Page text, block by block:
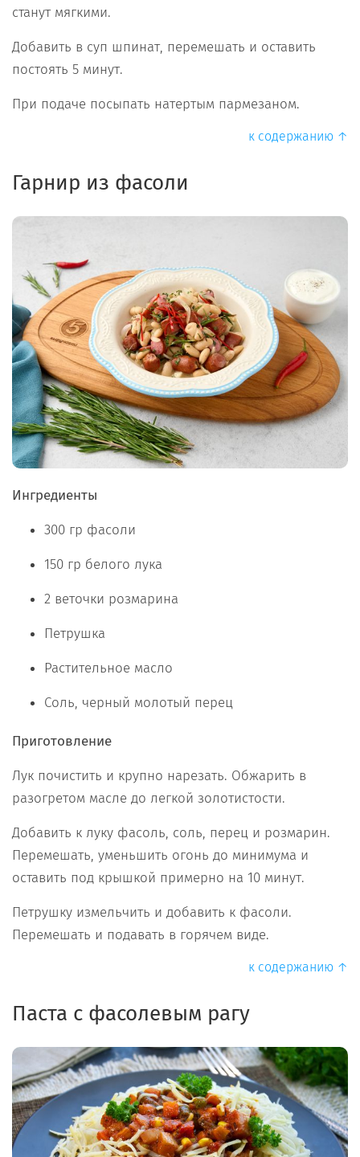
станут мягкими.
Добавить в суп шпинат, перемешать и оставить
постоять 5 минут.
При подаче посыпать натертым пармезаном.
к содержанию ↑
Гарнир из фасоли
Ингредиенты
300 гр фасоли
150 гр белого лука
2 веточки розмарина
Петрушка
Растительное масло
Соль, черный молотый перец
Приготовление
Лук почистить и крупно нарезать. Обжарить в
разогретом масле до легкой золотистости.
Добавить к луку фасоль, соль, перец и розмарин.
Перемешать, уменьшить огонь до минимума и
оставить под крышкой примерно на 10 минут.
Петрушку измельчить и добавить к фасоли.
Перемешать и подавать в горячем виде.
к содержанию ↑
Паста с фасолевым рагу